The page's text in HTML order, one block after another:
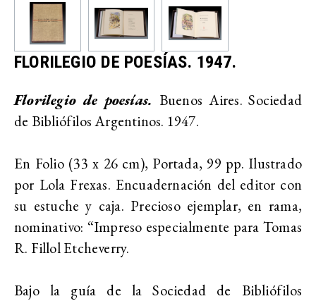
FLORILEGIO DE POESÍAS. 1947.
Florilegio de poesías. Buenos Aires. Sociedad
de Bibliófilos Argentinos. 1947.
En Folio (33 x 26 cm), Portada, 99 pp. Ilustrado
por Lola Frexas. Encuadernación del editor con
su estuche y caja. Precioso ejemplar, en rama,
nominativo: “Impreso especialmente para Tomas
R. Fillol Etcheverry.
Bajo la guía de la Sociedad de Bibliófilos